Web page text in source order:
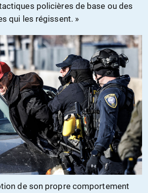
policières de base ou des
qui les régissent. »
de son propre comportement